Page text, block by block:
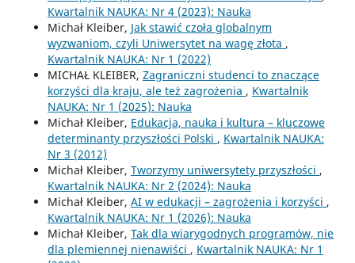
Kwartalnik NAUKA: Nr 4 (2023): Nauka
Michał Kleiber, Jak stawić czoła globalnym
wyzwaniom, czyli Uniwersytet na wagę złota ,
Kwartalnik NAUKA: Nr 1 (2022)
MICHAŁ KLEIBER, Zagraniczni studenci to znaczące
korzyści dla kraju, ale też zagrożenia , Kwartalnik
NAUKA: Nr 1 (2025): Nauka
Michał Kleiber, Edukacja, nauka i kultura – kluczowe
determinanty przyszłości Polski , Kwartalnik NAUKA:
Nr 3 (2012)
Michał Kleiber, Tworzymy uniwersytety przyszłości ,
Kwartalnik NAUKA: Nr 2 (2024): Nauka
Michał Kleiber, AI w edukacji – zagrożenia i korzyści ,
Kwartalnik NAUKA: Nr 1 (2026): Nauka
Michał Kleiber, Tak dla wiarygodnych programów, nie
dla plemiennej nienawiści , Kwartalnik NAUKA: Nr 1